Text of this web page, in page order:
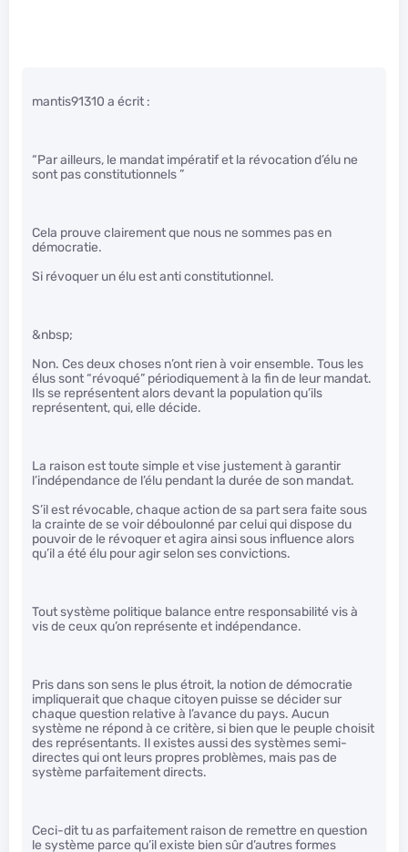
mantis91310 a écrit :
“Par ailleurs, le mandat impératif et la révocation d’élu ne
sont pas constitutionnels ”
Cela prouve clairement que nous ne sommes pas en
démocratie.
Si révoquer un élu est anti constitutionnel.
&nbsp;
Non. Ces deux choses n’ont rien à voir ensemble. Tous les
élus sont “révoqué” périodiquement à la fin de leur mandat.
Ils se représentent alors devant la population qu’ils
représentent, qui, elle décide.
La raison est toute simple et vise justement à garantir
l’indépendance de l’élu pendant la durée de son mandat.
S’il est révocable, chaque action de sa part sera faite sous
la crainte de se voir déboulonné par celui qui dispose du
pouvoir de le révoquer et agira ainsi sous influence alors
qu’il a été élu pour agir selon ses convictions.
Tout système politique balance entre responsabilité vis à
vis de ceux qu’on représente et indépendance.
Pris dans son sens le plus étroit, la notion de démocratie
impliquerait que chaque citoyen puisse se décider sur
chaque question relative à l’avance du pays. Aucun
système ne répond à ce critère, si bien que le peuple choisit
des représentants. Il existes aussi des systèmes semi-
directes qui ont leurs propres problèmes, mais pas de
système parfaitement directs.
Ceci-dit tu as parfaitement raison de remettre en question
le système parce qu’il existe bien sûr d’autres formes